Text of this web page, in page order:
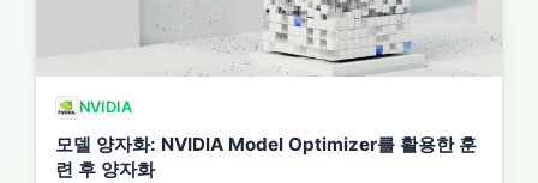
NVIDIA
모델 양자화: NVIDIA Model Optimizer를 활용한 훈
련 후 양자화